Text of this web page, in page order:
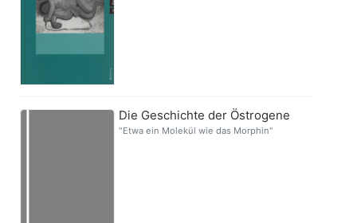
Die Geschichte der Östrogene
"Etwa ein Molekül wie das Morphin"